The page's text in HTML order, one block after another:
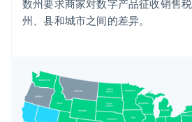
数州要求商家对数字产品征收销售
州、县和城市之间的差异。